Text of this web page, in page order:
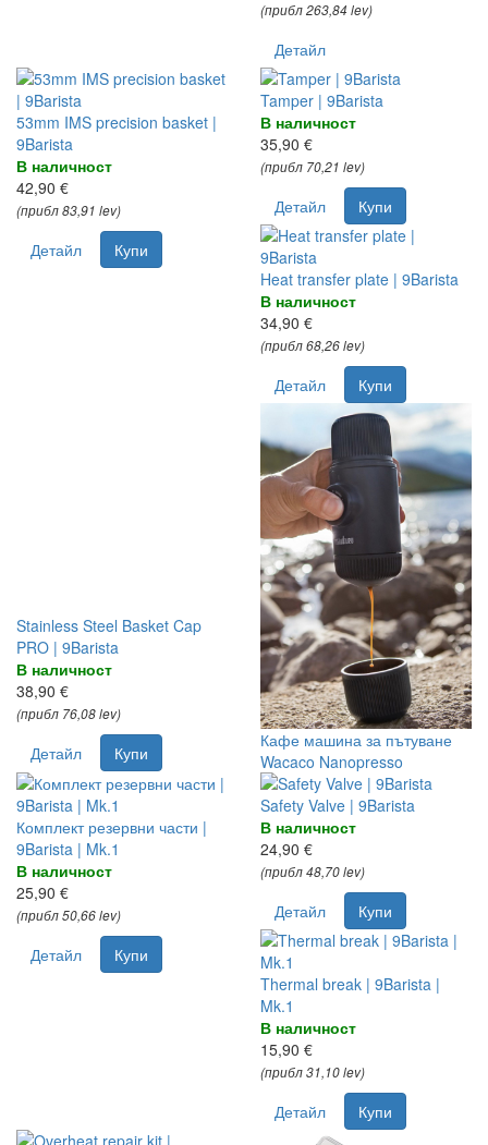
(прибл 263,84 lev)
Детайл
53mm IMS precision basket |
9Barista
В наличност
42,90 €
(прибл 83,91 lev)
Детайл Купи
Tamper | 9Barista
В наличност
35,90 €
(прибл 70,21 lev)
Детайл Купи
Heat transfer plate | 9Barista
В наличност
34,90 €
(прибл 68,26 lev)
Детайл Купи
Stainless Steel Basket Cap
PRO | 9Barista
В наличност
38,90 €
(прибл 76,08 lev)
Детайл Купи
Кафе машина за пътуване
Wacaco Nanopresso
Комплект резервни части |
9Barista | Mk.1
В наличност
25,90 €
(прибл 50,66 lev)
Детайл Купи
Safety Valve | 9Barista
В наличност
24,90 €
(прибл 48,70 lev)
Детайл Купи
Thermal break | 9Barista |
Mk.1
В наличност
15,90 €
(прибл 31,10 lev)
Детайл Купи